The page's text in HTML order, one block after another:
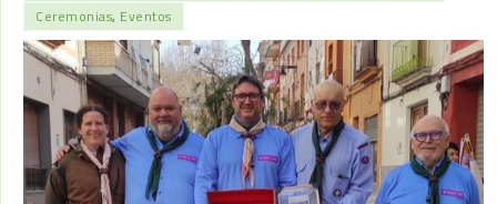
Ceremonias, Eventos